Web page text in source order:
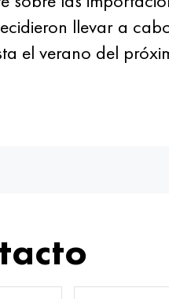
llevar a
el verano del